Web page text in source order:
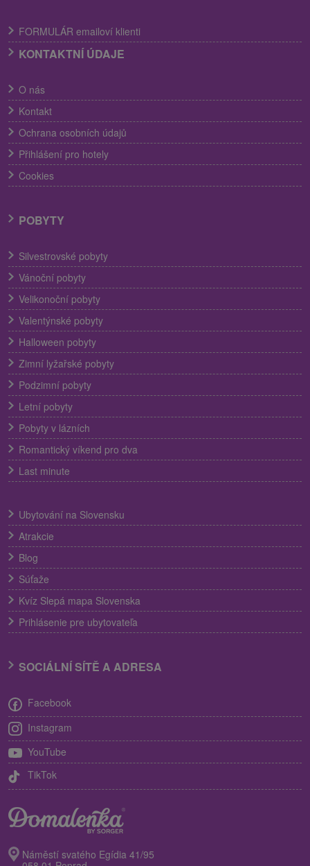
FORMULÁR emailoví klienti
KONTAKTNÍ ÚDAJE
O nás
Kontakt
Ochrana osobních údajů
Přihlášení pro hotely
Cookies
POBYTY
Silvestrovské pobyty
Vánoční pobyty
Velikonoční pobyty
Valentýnské pobyty
Halloween pobyty
Zimní lyžařské pobyty
Podzimní pobyty
Letní pobyty
Pobyty v lázních
Romantický víkend pro dva
Last minute
Ubytování na Slovensku
Atrakcie
Blog
Súťaže
Kvíz Slepá mapa Slovenska
Prihlásenie pre ubytovateľa
SOCIÁLNÍ SÍTĚ A ADRESA
Facebook
Instagram
YouTube
TikTok
Náměstí svatého Egídia 41/95